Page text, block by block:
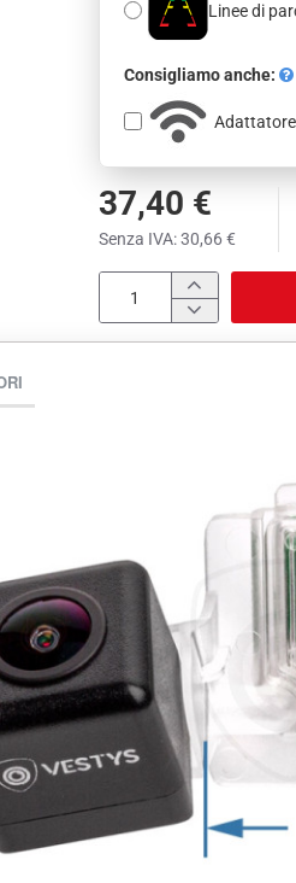
37,40 €
Senza IVA: 30,66 €
Linee di
Consigliamo anche:
Adattatore